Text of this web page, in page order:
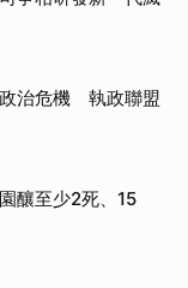
治危機 執政聯盟
釀至少2死、15